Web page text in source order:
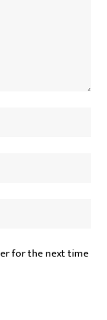
for the next time